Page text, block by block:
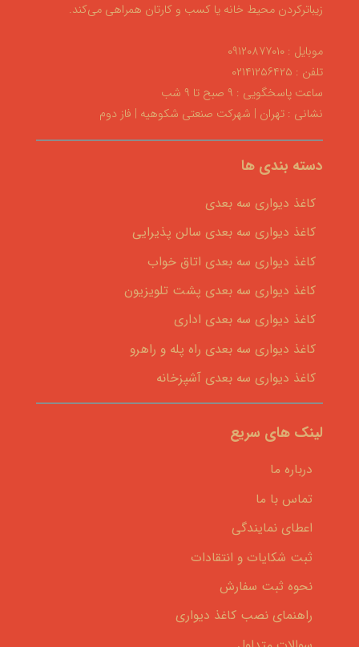
زیباترکردن محیط خانه یا کسب و کارتان همراهی می‌کند.
موبایل : ۰۹۱۲۰۸۷۷۰۱۰
تلفن : ۰۲۱۴۱۲۵۶۴۲۵
ساعت پاسخگویی : ۹ صبح تا ۹ شب
نشانی : تهران | شهرکت صنعتی شکوهیه | فاز دوم
دسته بندی ها
کاغذ دیواری سه بعدی
کاغذ دیواری سه بعدی سالن پذیرایی
کاغذ دیواری سه بعدی اتاق خواب
کاغذ دیواری سه بعدی پشت تلویزیون
کاغذ دیواری سه بعدی اداری
کاغذ دیواری سه بعدی راه پله و راهرو
کاغذ دیواری سه بعدی آشپزخانه
لینک های سریع
درباره ما
تماس با ما
اعطای نمایندگی
ثبت شکایات و انتقادات
نحوه ثبت سفارش
راهنمای نصب کاغذ دیواری